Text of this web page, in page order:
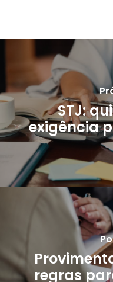
STJ:
exigência
regras